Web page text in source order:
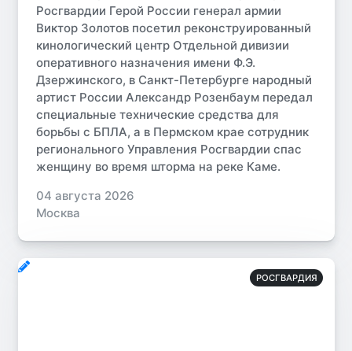
Росгвардии Герой России генерал армии
Виктор Золотов посетил реконструированный
кинологический центр Отдельной дивизии
оперативного назначения имени Ф.Э.
Дзержинского, в Санкт-Петербурге народный
артист России Александр Розенбаум передал
специальные технические средства для
борьбы с БПЛА, а в Пермском крае сотрудник
регионального Управления Росгвардии спас
женщину во время шторма на реке Каме.
04 августа 2026
Москва
РОСГВАРДИЯ